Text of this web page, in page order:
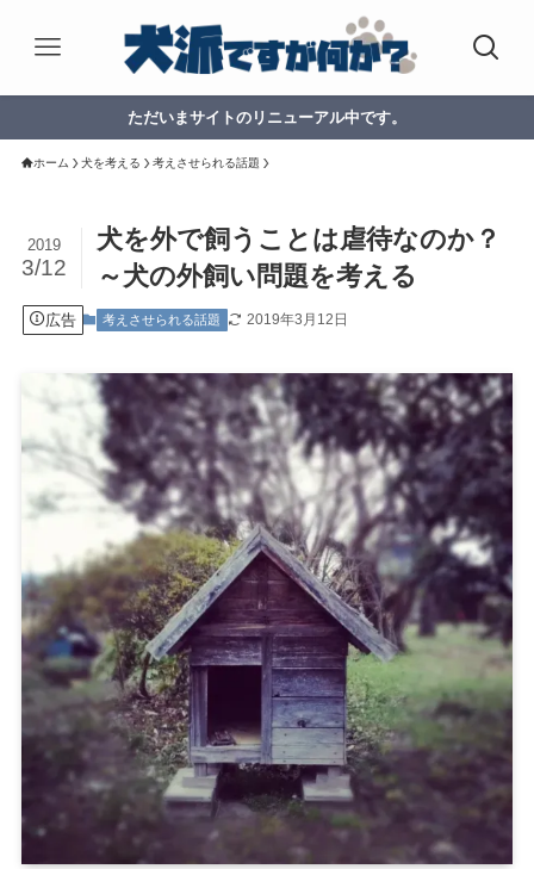
ただいまサイトのリニューアル中です。
ホーム 犬を考える 考えさせられる話題
犬を外で飼うことは虐待なのか？
～犬の外飼い問題を考える
2019
3/12
広告 考えさせられる話題 2019年3月12日